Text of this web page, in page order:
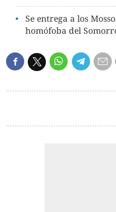
Se entrega a los
homófoba del